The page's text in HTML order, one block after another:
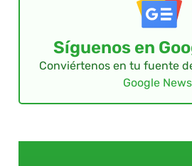
Síguenos en
Conviértenos en tu fuente
Google